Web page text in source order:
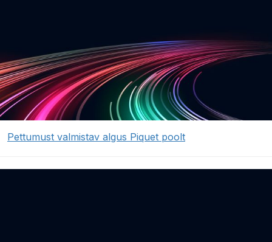
Pettumust valmistav algus Piquet poolt